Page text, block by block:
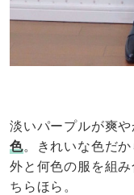
淡いパープルが爽
色。きれいな色だ
外と何色の服を組
ちらほら。